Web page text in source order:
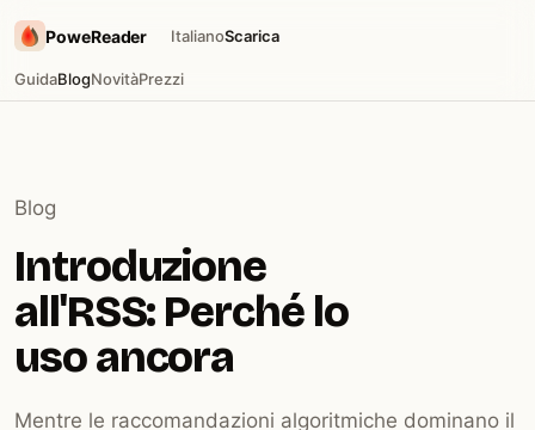
PoweReader
GuidaBlogNovitàPrezzi
ItalianoScarica
Blog
Introduzione
all'RSS: Perché lo
uso ancora
Mentre le raccomandazioni algoritmiche dominano il